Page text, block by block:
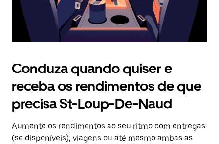
Conduza quando quiser e
receba os rendimentos de que
precisa St-Loup-De-Naud
Aumente os rendimentos ao seu ritmo com entregas
(se disponíveis), viagens ou até mesmo ambas as